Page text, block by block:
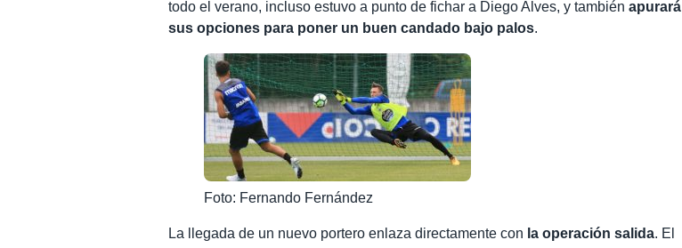
todo el verano, incluso estuvo a punto de fichar a Diego Alves, y tambiénapurará
sus opciones para poner un buen candado bajo palos.
Foto: Fernando Fernández
La llegada de un nuevo portero enlaza directamente con la operación salida. El